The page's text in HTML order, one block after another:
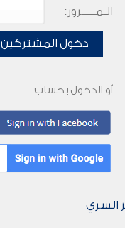
الـمـــــرور:
دخول المشتركين
أو الدخول بحساب
السري